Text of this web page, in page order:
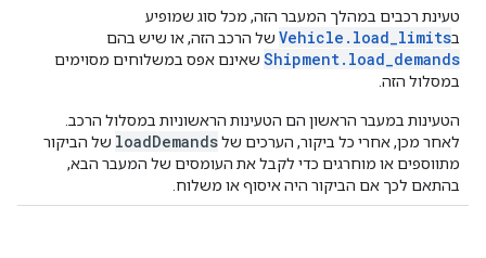
טעינת רכבים במהלך המעבר הזה, מכל סוג שמופיע
בVehicle.load_limits של הרכב הזה, או שיש בהם
Shipment.load_demands שאינם אפס במשלוחים מסוימים
במסלול הזה.
הטעינות במעבר הראשון הם הטעינות הראשוניות במסלול הרכב.
לאחר מכן, אחרי כל ביקור, הערכים שלloadDemands של הביקור
מתווספים או מוחרגים כדי לקבל את העומסים של המעבר הבא,
בהתאם לכך אם הביקור היה איסוף או משלוח.